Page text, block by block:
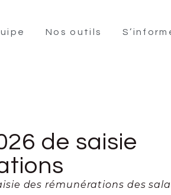
Nos outils
de saisie
des rémunérations des